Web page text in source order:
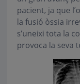
pacient, ja que
la fusió òssia
s’uneixi tota la
provoca la seva